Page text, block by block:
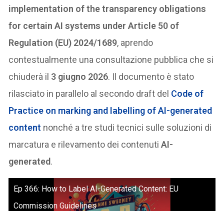
implementation of the transparency obligations
for certain AI systems under Article 50 of
Regulation (EU) 2024/1689, aprendo
contestualmente una consultazione pubblica che si
chiuderà il 3 giugno 2026. Il documento è stato
rilasciato in parallelo al secondo draft del Code of
Practice on marking and labelling of AI-generated
content nonché a tre studi tecnici sulle soluzioni di
marcatura e rilevamento dei contenutiAI-
generated.
Ep 366: How to Label AI-Generated Content: EU
Commission Guidelines